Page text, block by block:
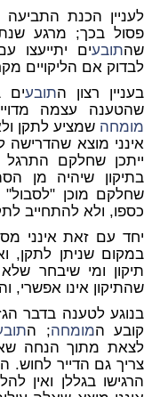
לעניין הכנת התביעה
פסול בכך; מרגע
שהתובעים יתייעצו
לבדוק אם הליקויים
בעניין רצון התובעים
שהטענה עצמה
מומחה שמציע לתקן
אינני מוצא שהדרישה
ייתכן שחלקם התרגל
בתיקון שיהיה מן
שחלקם מוכן "לסבול"
כספו, ולא להתחייב
יחד עם זאת אינני
במקום שניתן לתקן,
תיקון ומי שיבחר
שהתיקון אינו אפשרי, וה
בנוגע לטענה בדבר
קובע המומחה; ה
לצאת מתוך הנחה
צריך גם הדייר לחוש. ה
הרגישו בגללן ואין